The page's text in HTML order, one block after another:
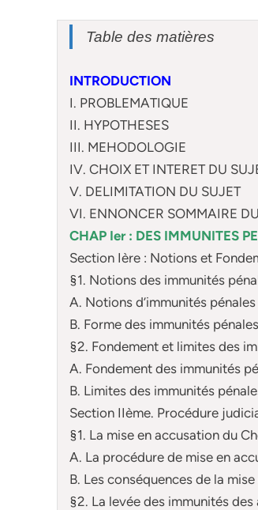
Table des matières
INTRODUCTION
I. PROBLEMATIQUE
II. HYPOTHESES
III. MEHODOLOGIE
IV. CHOIX ET INTERET DU
V. DELIMITATION DU SUJET
VI. ENNONCER SOMMAIRE
CHAP Ier : DES IMMUNITES
Section Ière : Notions et
§1. Notions des immunités
A. Notions d’immunités pénales
B. Forme des immunités
§2. Fondement et limites des
A. Fondement des immunités
B. Limites des immunités
Section IIème. Procédure
§1. La mise en accusation du
A. La procédure de mise en
B. Les conséquences de la
§2. La levée des immunités